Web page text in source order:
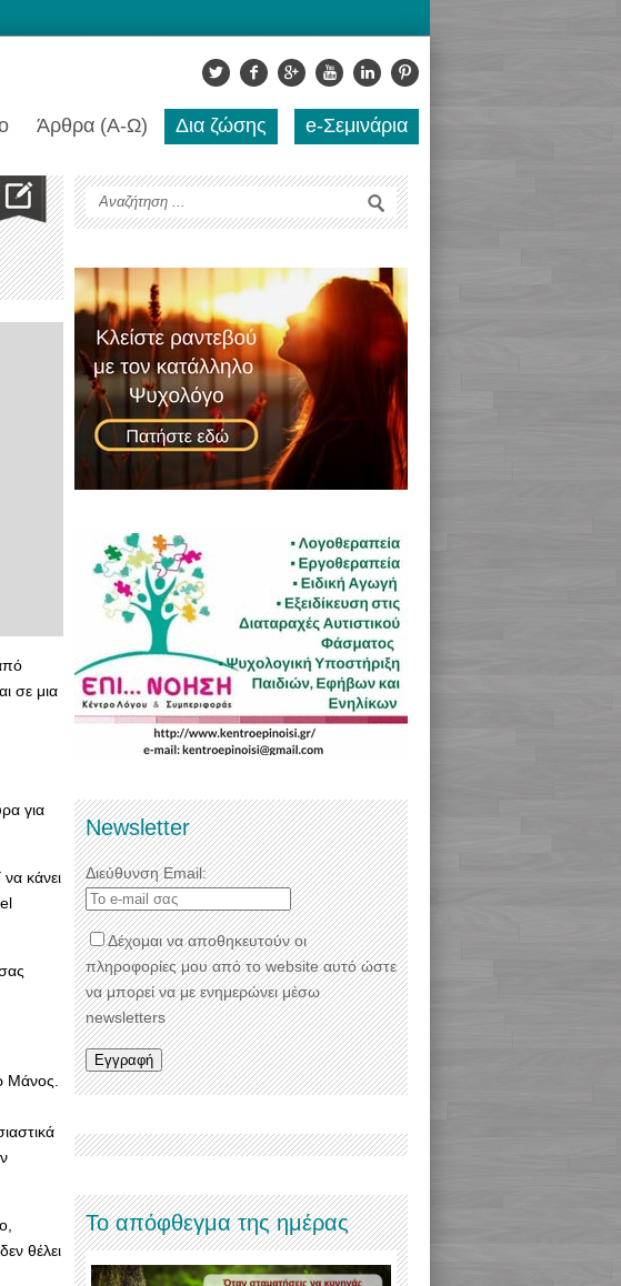
Άρθρα (Α-Ω) Δια ζώσης e-Σεμινάρια
σε μια
για
κάνει
Μάνος.
θέλει
Newsletter
Διεύθυνση Email:
Δέχομαι να αποθηκευτούν οι
πληροφορίες μου από το website αυτό ώστε
να μπορεί να με ενημερώνει μέσω
newsletters
Το απόφθεγμα της ημέρας